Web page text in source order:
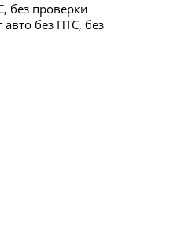
без проверки
без ПТС, без